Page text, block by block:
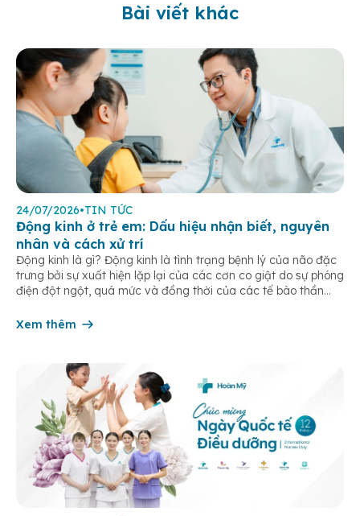
Bài viết khác
24/07/2026•TIN TỨC
Động kinh ở trẻ em: Dấu hiệu nhận biết, nguyên
nhân và cách xử trí
Động kinh là gì? Động kinh là tình trạng bệnh lý của não đặc
trưng bởi sự xuất hiện lặp lại của các cơn co giật do sự phóng
điện đột ngột, quá mức và đồng thời của các tế bào thần
Xem thêm